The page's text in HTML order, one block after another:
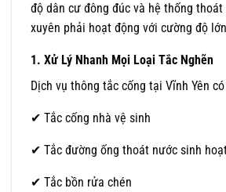
độ dân cư đông đúc và hệ thống
xuyên phải hoạt động với cường độ
1. Xử Lý Nhanh Mọi Loại Tắc Nghẽn
Dịch vụ thông tắc cống tại Vĩnh Yên
✔ Tắc cống nhà vệ sinh
✔ Tắc đường ống thoát nước sinh
✔ Tắc bồn rửa chén